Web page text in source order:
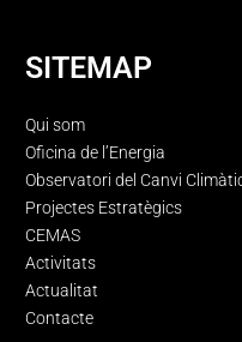
SITEMAP
Qui som
Oficina de l’Energia
Observatori del Canvi
Projectes Estratègics
CEMAS
Activitats
Actualitat
Contacte